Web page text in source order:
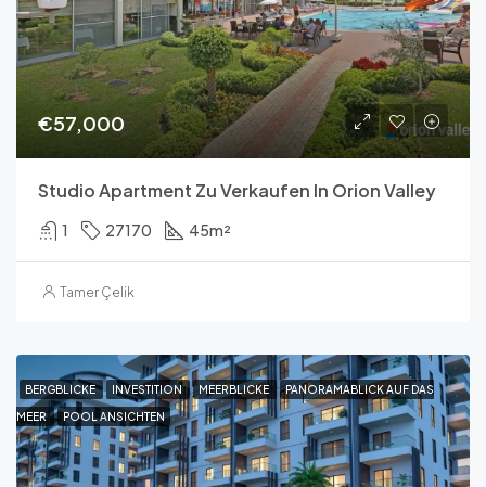
€57,000
Studio Apartment Zu Verkaufen In Orion Valley
1 27170 45m²
Tamer Çelik
BERGBLICKE INVESTITION MEERBLICKE PANORAMABLICK AUF DAS
MEER POOL ANSICHTEN